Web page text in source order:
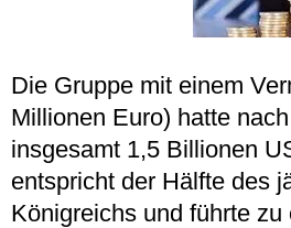
Die Gruppe mit einem
Millionen Euro) hatte
insgesamt 1,5 Billionen
entspricht der Hälfte des
Königreichs und führte